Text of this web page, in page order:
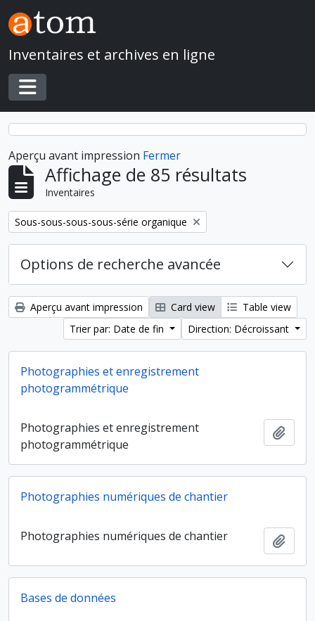
Skip to main content
Inventaires et archives en ligne
Toggle navigation
Aperçu avant impression Fermer
Affichage de 85 résultats
Inventaires
Remove filter:
Sous-sous-sous-sous-série organique
Options de recherche avancée
Aperçu avant impression Card view
Table view
Trier par: Date de fin
Direction: Décroissant
Photographies et enregistrement
photogrammétrique
Photographies et enregistrement
photogrammétrique
Photographies numériques de chantier
Photographies numériques de chantier
Bases de données